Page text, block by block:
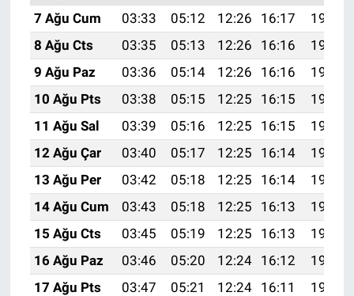
7 Ağu Cum
03:33 05:12 12:26 16:17
19:30
8 Ağu Cts
03:35 05:13 12:26 16:16
19:29
9 Ağu Paz
03:36 05:14 12:26 16:16
19:27
10 Ağu Pts
03:38 05:15 12:25 16:15
19:26
11 Ağu Sal
03:39 05:16 12:25 16:15
19:25
12 Ağu Çar
03:40 05:17 12:25 16:14
19:24
13 Ağu Per
03:42 05:18 12:25 16:14
19:22
14 Ağu Cum
03:43 05:18 12:25 16:13
19:21
15 Ağu Cts
03:45 05:19 12:25 16:13
19:20
16 Ağu Paz
03:46 05:20 12:24 16:12
19:18
17 Ağu Pts
03:47 05:21 12:24 16:11
19:17